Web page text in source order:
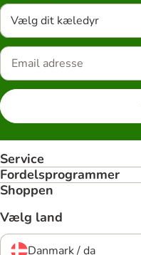
Vælg dit kæledyr
Service
Fordelsprogrammer
Shoppen
Vælg land
Danmark / da